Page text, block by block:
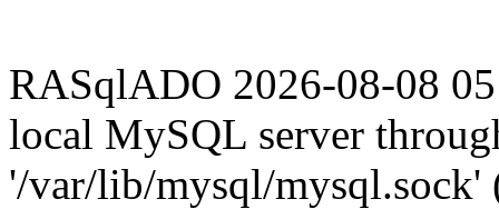
RASqlADO 2026-08-08
local MySQL server
'/var/lib/mysql/mysql.sock'